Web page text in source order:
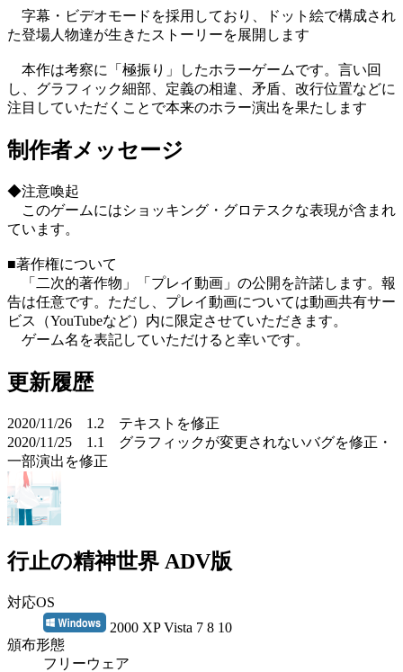
字幕・ビデオモードを採用しており、ドット絵で構成され
た登場人物達が生きたストーリーを展開します
本作は考察に「極振り」したホラーゲームです。言い回
し、グラフィック細部、定義の相違、矛盾、改行位置などに
注目していただくことで本来のホラー演出を果たします
制作者メッセージ
◆注意喚起
このゲームにはショッキング・グロテスクな表現が含まれ
ています。
■著作権について
「二次的著作物」「プレイ動画」の公開を許諾します。報
告は任意です。ただし、プレイ動画については動画共有サー
ビス（YouTubeなど）内に限定させていただきます。
ゲーム名を表記していただけると幸いです。
更新履歴
2020/11/26 1.2 テキストを修正
2020/11/25 1.1 グラフィックが変更されないバグを修正・
一部演出を修正
行止の精神世界 ADV版
対応OS
2000 XP Vista 7 8 10
頒布形態
フリーウェア